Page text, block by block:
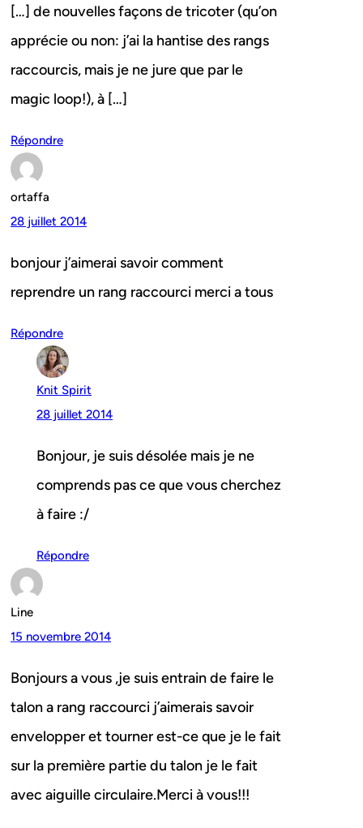
[…] de nouvelles façons de tricoter (qu’on
apprécie ou non: j’ai la hantise des rangs
raccourcis, mais je ne jure que par le
magic loop!), à […]
Répondre
ortaffa
28 juillet 2014
bonjour j’aimerai savoir comment
reprendre un rang raccourci merci a tous
Répondre
Knit Spirit
28 juillet 2014
Bonjour, je suis désolée mais je ne
comprends pas ce que vous cherchez
à faire :/
Répondre
Line
15 novembre 2014
Bonjours a vous ,je suis entrain de faire le
talon a rang raccourci j’aimerais savoir
envelopper et tourner est-ce que je le fait
sur la première partie du talon je le fait
avec aiguille circulaire.Merci à vous!!!